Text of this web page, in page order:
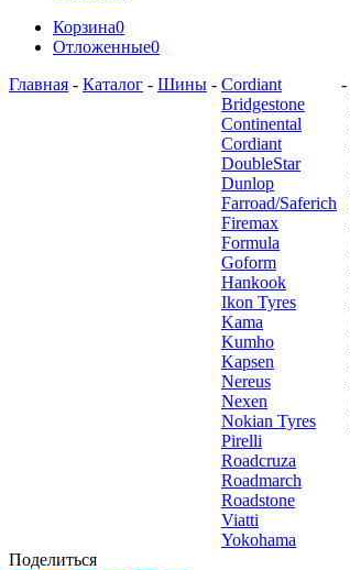
Корзина0
Отложенные0
Главная - Каталог - Шины - Cordiant
Bridgestone
Continental
Cordiant
DoubleStar
Dunlop
Farroad/Saferich
Firemax
Formula
Goform
Hankook
Ikon Tyres
Kama
Kumho
Kapsen
Nereus
Nexen
Nokian Tyres
Pirelli
Roadcruza
Roadmarch
Roadstone
Viatti
Yokohama
-
Поделиться